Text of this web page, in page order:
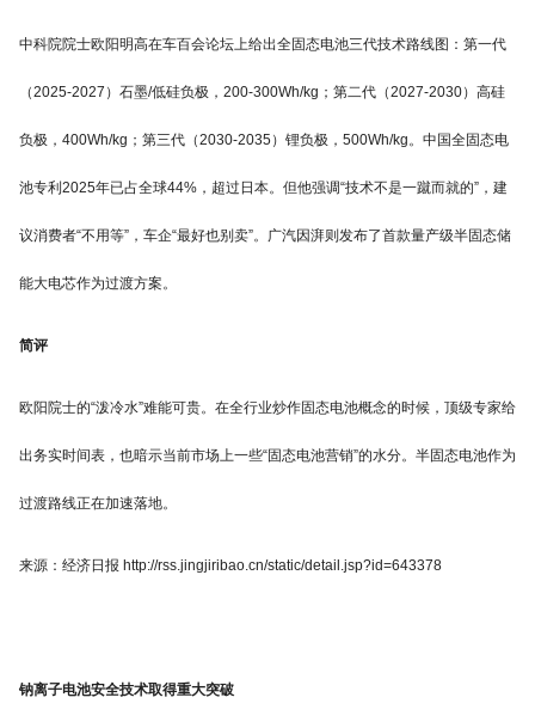
中科院院士欧阳明高在车百会论坛上给出全固态电池三代技术路线图：第一代
（2025-2027）石墨/低硅负极，200-300Wh/kg；第二代（2027-2030）高硅
负极，400Wh/kg；第三代（2030-2035）锂负极，500Wh/kg。中国全固态电
池专利2025年已占全球44%，超过日本。但他强调“技术不是一蹴而就的”，建
议消费者“不用等”，车企“最好也别卖”。广汽因湃则发布了首款量产级半固态储
能大电芯作为过渡方案。
简评
欧阳院士的“泼冷水”难能可贵。在全行业炒作固态电池概念的时候，顶级专家给
出务实时间表，也暗示当前市场上一些“固态电池营销”的水分。半固态电池作为
过渡路线正在加速落地。
来源：经济日报 http://rss.jingjiribao.cn/static/detail.jsp?id=643378
钠离子电池安全技术取得重大突破